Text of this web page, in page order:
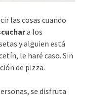
las cosas cuando
a los
y alguien está
le haré caso. Sin
de pizza.
se disfruta